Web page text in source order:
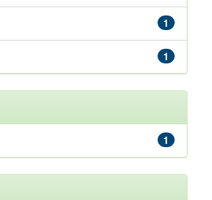
1
1
1